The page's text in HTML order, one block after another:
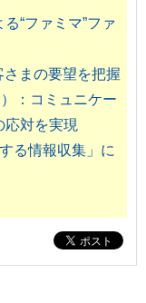
“ファミマ”ファ
まの要望を把握
：コミュニケー
応対を実現
る情報収集」に